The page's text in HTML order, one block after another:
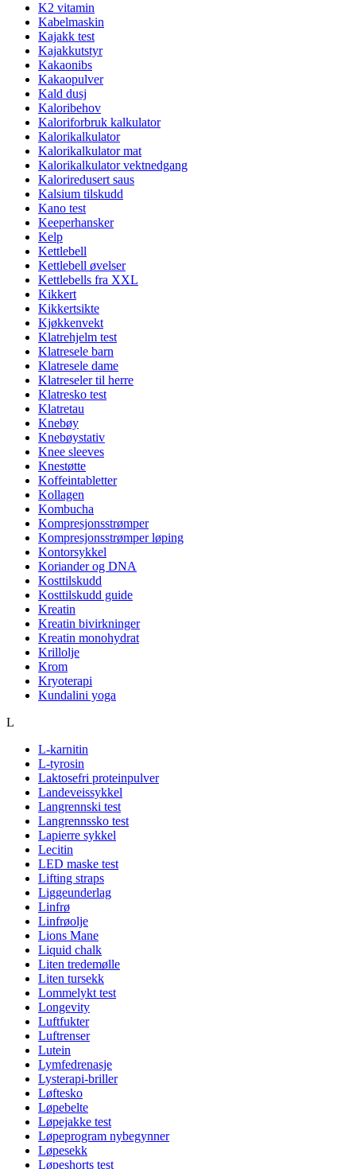
K2 vitamin
Kabelmaskin
Kajakk test
Kajakkutstyr
Kakaonibs
Kakaopulver
Kald dusj
Kaloribehov
Kaloriforbruk kalkulator
Kalorikalkulator
Kalorikalkulator mat
Kalorikalkulator vektnedgang
Kaloriredusert saus
Kalsium tilskudd
Kano test
Keeperhansker
Kelp
Kettlebell
Kettlebell øvelser
Kettlebells fra XXL
Kikkert
Kikkertsikte
Kjøkkenvekt
Klatrehjelm test
Klatresele barn
Klatresele dame
Klatreseler til herre
Klatresko test
Klatretau
Knebøy
Knebøystativ
Knee sleeves
Knestøtte
Koffeintabletter
Kollagen
Kombucha
Kompresjonsstrømper
Kompresjonsstrømper løping
Kontorsykkel
Koriander og DNA
Kosttilskudd
Kosttilskudd guide
Kreatin
Kreatin bivirkninger
Kreatin monohydrat
Krillolje
Krom
Kryoterapi
Kundalini yoga
L
L-karnitin
L-tyrosin
Laktosefri proteinpulver
Landeveissykkel
Langrennski test
Langrennssko test
Lapierre sykkel
Lecitin
LED maske test
Lifting straps
Liggeunderlag
Linfrø
Linfrøolje
Lions Mane
Liquid chalk
Liten tredemølle
Liten tursekk
Lommelykt test
Longevity
Luftfukter
Luftrenser
Lutein
Lymfedrenasje
Lysterapi-briller
Løftesko
Løpebelte
Løpejakke test
Løpeprogram nybegynner
Løpesekk
Løpeshorts test